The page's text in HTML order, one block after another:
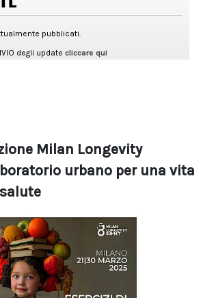
Milan Longevity
urbano per una vita